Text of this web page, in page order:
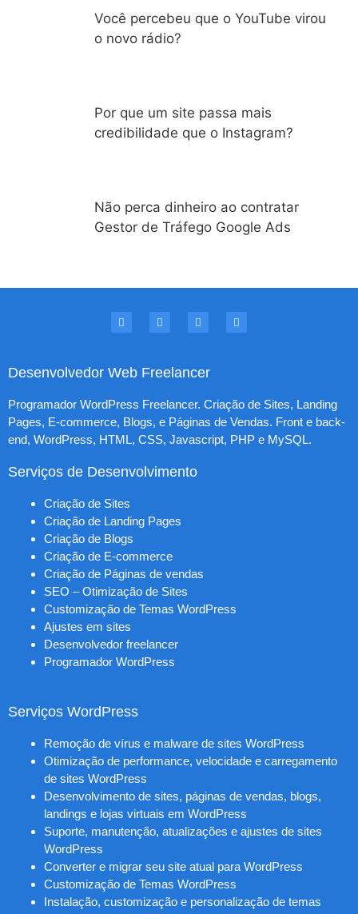
Você percebeu que o YouTube virou
o novo rádio?
Por que um site passa mais
credibilidade que o Instagram?
Não perca dinheiro ao contratar
Gestor de Tráfego Google Ads
Desenvolvedor Web Freelancer
Programador WordPress Freelancer. Criação de Sites, Landing
Pages, E-commerce, Blogs, e Páginas de Vendas. Front e back-
end, WordPress, HTML, CSS, Javascript, PHP e MySQL.
Serviços de Desenvolvimento
Criação de Sites
Criação de Landing Pages
Criação de Blogs
Criação de E-commerce
Criação de Páginas de vendas
SEO – Otimização de Sites
Customização de Temas WordPress
Ajustes em sites
Desenvolvedor freelancer
Programador WordPress
Serviços WordPress
Remoção de vírus e malware de sites WordPress
Otimização de performance, velocidade e carregamento
de sites WordPress
Desenvolvimento de sites, páginas de vendas, blogs,
landings e lojas virtuais em WordPress
Suporte, manutenção, atualizações e ajustes de sites
WordPress
Converter e migrar seu site atual para WordPress
Customização de Temas WordPress
Instalação, customização e personalização de temas